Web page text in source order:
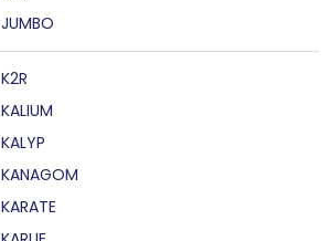
JUMBO
K2R
KALIUM
KALYP
KANAGOM
KARATE